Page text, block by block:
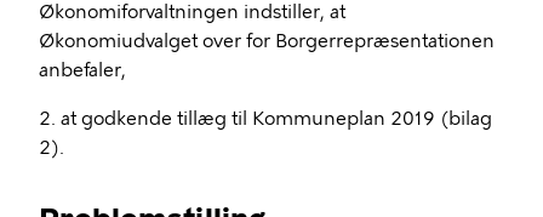
Økonomiforvaltningen indstiller, at
Økonomiudvalget over for Borgerrepræsentationen
anbefaler,
2. at godkende tillæg til Kommuneplan 2019 (bilag
2).